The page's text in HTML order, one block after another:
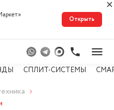
Открыть
СПЛИТ-СИСТЕМЫ